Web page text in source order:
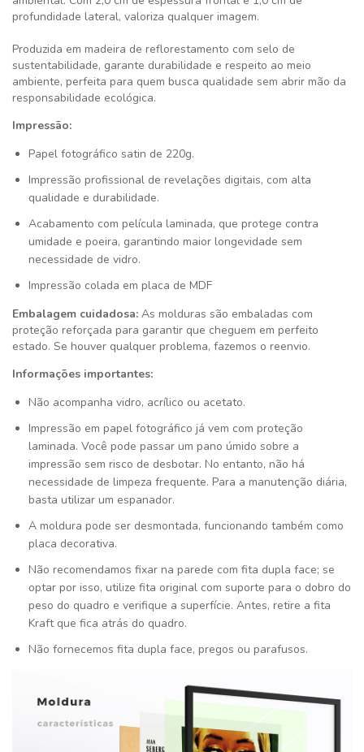
profundidade lateral, valoriza qualquer imagem.
Produzida em madeira de reflorestamento com selo de
sustentabilidade, garante durabilidade e respeito ao meio
ambiente, perfeita para quem busca qualidade sem abrir mão da
responsabilidade ecológica.
Impressão:
Papel fotográfico satin de 220g.
Impressão profissional de revelações digitais, com alta
qualidade e durabilidade.
Acabamento com película laminada, que protege contra
umidade e poeira, garantindo maior longevidade sem
necessidade de vidro.
Impressão colada em placa de MDF
Embalagem cuidadosa: As molduras são embaladas com
proteção reforçada para garantir que cheguem em perfeito
estado. Se houver qualquer problema, fazemos o reenvio.
Informações importantes:
Não acompanha vidro, acrílico ou acetato.
Impressão em papel fotográfico já vem com proteção
laminada. Você pode passar um pano úmido sobre a
impressão sem risco de desbotar. No entanto, não há
necessidade de limpeza frequente. Para a manutenção diária,
basta utilizar um espanador.
A moldura pode ser desmontada, funcionando também como
placa decorativa.
Não recomendamos fixar na parede com fita dupla face; se
optar por isso, utilize fita original com suporte para o dobro do
peso do quadro e verifique a superfície. Antes, retire a fita
Kraft que fica atrás do quadro.
Não fornecemos fita dupla face, pregos ou parafusos.